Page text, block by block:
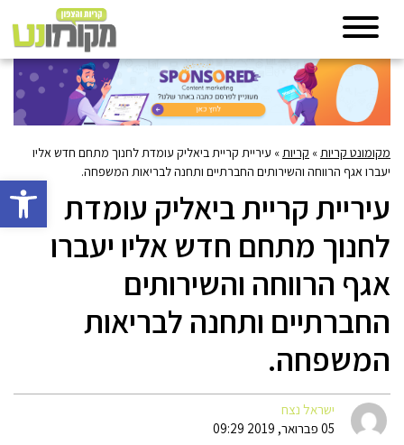
פתח
מקומונט קריות » קריות » עיריית קריית ביאליק עומדת לחנוך מתחם חדש אליו
יעברו אגף הרווחה והשירותים החברתיים ותחנה לבריאות המשפחה.
עיריית קריית ביאליק עומדת
לחנוך מתחם חדש אליו יעברו
אגף הרווחה והשירותים
החברתיים ותחנה לבריאות
המשפחה.
ישראל נצח
05 פברואר, 2019 09:29